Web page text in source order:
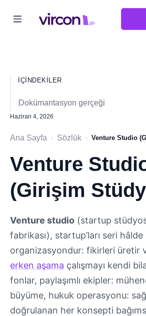
İÇINDEKILER
Dokümantasyon gerçeği
Haziran 4, 2026
Ana Sayfa › Sözlük › Venture Studio
Venture
(Girişim
Venture studio (startup
fabrikası), startup’ları seri
organizasyondur: fikirleri üretir
erken aşama çalışmayı kendi
fonlar, paylaşımlı ekipler:
büyüme, hukuk operasyonu:
doğrulanan her konsepti